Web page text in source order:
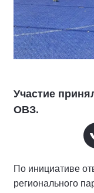
Участие
ОВЗ.
По инициативе
регионального